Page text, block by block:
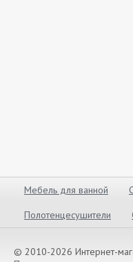
Мебель для ванной
Полотенцесушители
© 2010-2026 Интернет-